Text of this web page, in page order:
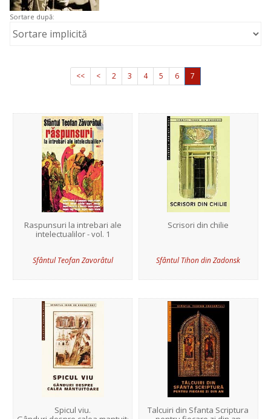
Sortare după:
<< < 2 3 4 5 6 7
Raspunsuri la intrebari ale
intelectualilor - vol. 1
Sfântul Teofan Zavorâtul
Scrisori din chilie
Sfântul Tihon din Zadonsk
Spicul viu.
Talcuiri din Sfanta Scriptura